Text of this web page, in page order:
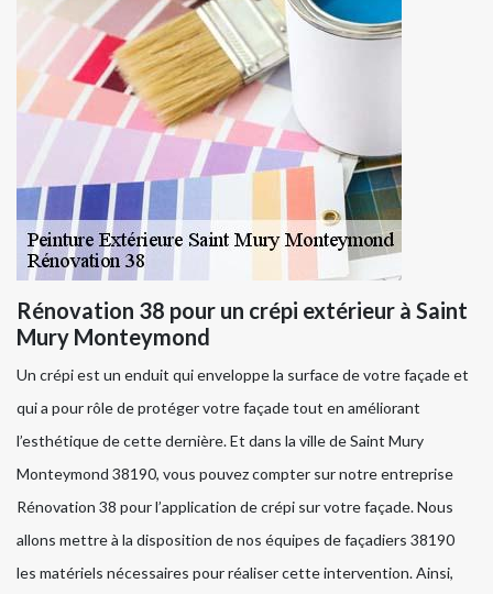
Rénovation 38 pour un crépi extérieur à Saint
Mury Monteymond
Un crépi est un enduit qui enveloppe la surface de votre façade et
qui a pour rôle de protéger votre façade tout en améliorant
l’esthétique de cette dernière. Et dans la ville de Saint Mury
Monteymond 38190, vous pouvez compter sur notre entreprise
Rénovation 38 pour l’application de crépi sur votre façade. Nous
allons mettre à la disposition de nos équipes de façadiers 38190
les matériels nécessaires pour réaliser cette intervention. Ainsi,